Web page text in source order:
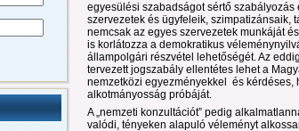
egyesülési szabadságot sértő
szervezetek és ügyfeleik, szimpatizánsaik,
nemcsak az egyes szervezetek munkáját
is korlátozza a demokratikus
állampolgári részvétel lehetőségét. Az
tervezett jogszabály ellentétes lehet a
nemzetközi egyezményekkel és kérdéses,
alkotmányosság próbáját.
A „nemzeti konzultációt” pedig
valódi, tényeken alapuló véleményt